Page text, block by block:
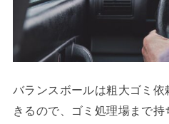
バランスボールは粗大ゴミ
きるので、ゴミ処理場まで